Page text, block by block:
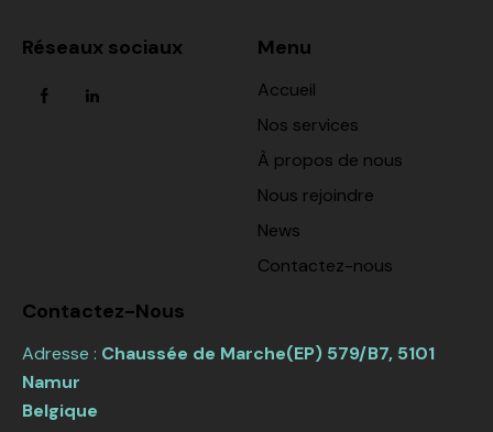
Réseaux sociaux Menu
Accueil
Nos services
À propos de nous
Nous rejoindre
News
Contactez-nous
Contactez-Nous
Adresse : Chaussée de Marche(EP) 579/B7, 5101
Namur
Belgique